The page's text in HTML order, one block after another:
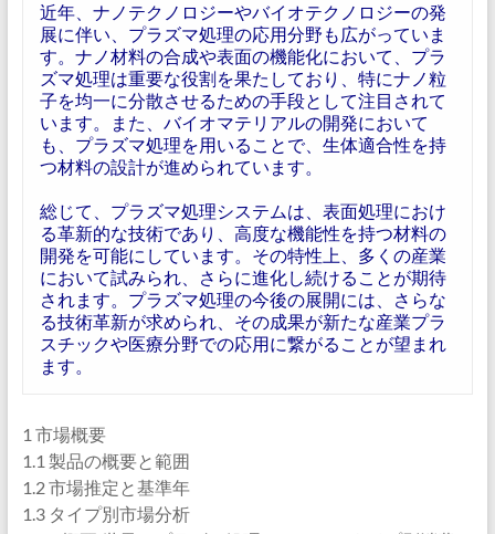
近年、ナノテクノロジーやバイオテクノロジーの発
展に伴い、プラズマ処理の応用分野も広がっていま
す。ナノ材料の合成や表面の機能化において、プラ
ズマ処理は重要な役割を果たしており、特にナノ粒
子を均一に分散させるための手段として注目されて
います。また、バイオマテリアルの開発において
も、プラズマ処理を用いることで、生体適合性を持
つ材料の設計が進められています。
総じて、プラズマ処理システムは、表面処理におけ
る革新的な技術であり、高度な機能性を持つ材料の
開発を可能にしています。その特性上、多くの産業
において試みられ、さらに進化し続けることが期待
されます。プラズマ処理の今後の展開には、さらな
る技術革新が求められ、その成果が新たな産業プラ
スチックや医療分野での応用に繋がることが望まれ
ます。
1 市場概要
1.1 製品の概要と範囲
1.2 市場推定と基準年
1.3 タイプ別市場分析